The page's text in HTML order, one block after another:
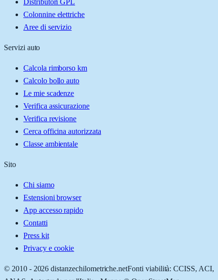
Distributori GPL
Colonnine elettriche
Aree di servizio
Servizi auto
Calcola rimborso km
Calcolo bollo auto
Le mie scadenze
Verifica assicurazione
Verifica revisione
Cerca officina autorizzata
Classe ambientale
Sito
Chi siamo
Estensioni browser
App accesso rapido
Contatti
Press kit
Privacy e cookie
© 2010 - 2026 distanzechilometriche.netFonti viabilità: CCISS, ACI,